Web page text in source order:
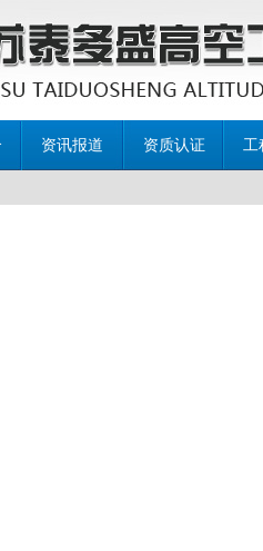
资讯报道 资质认证 工